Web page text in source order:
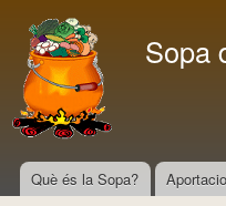
Sopa
Menú principal
Què és la Sopa?